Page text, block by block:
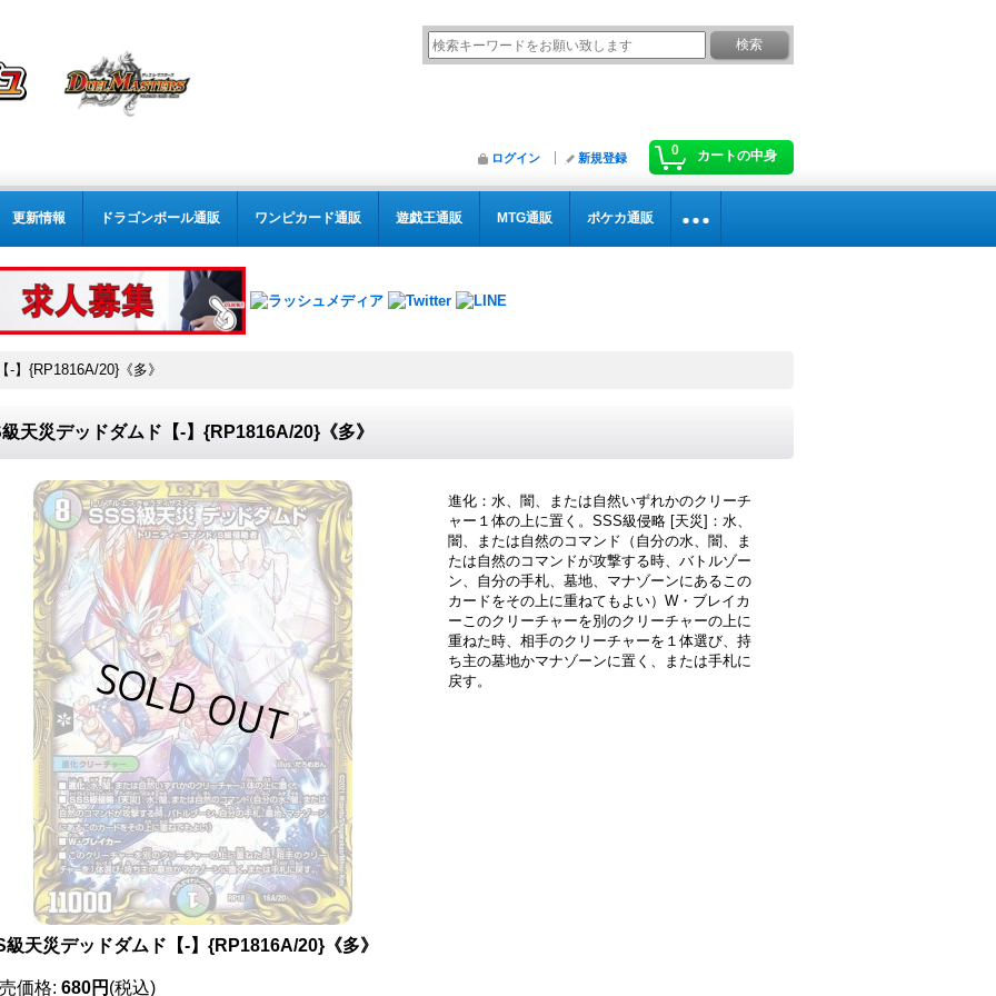
0 カートの中身
ログイン 新規登録
更新情報 ドラゴンボール通販 ワンピカード通販 遊戯王通販 MTG通販 ポケカ通販
】{RP1816A/20}《多》
天災デッドダムド【-】{RP1816A/20}《多》
進化：水、闇、または自然いずれかのクリーチ
ャー１体の上に置く。SSS級侵略 [天災]：水、
闇、または自然のコマンド（自分の水、闇、ま
たは自然のコマンドが攻撃する時、バトルゾー
ン、自分の手札、墓地、マナゾーンにあるこの
カードをその上に重ねてもよい）W・ブレイカ
ーこのクリーチャーを別のクリーチャーの上に
重ねた時、相手のクリーチャーを１体選び、持
ち主の墓地かマナゾーンに置く、または手札に
戻す。
級天災デッドダムド【-】{RP1816A/20}《多》
価格: 680円 (税込)